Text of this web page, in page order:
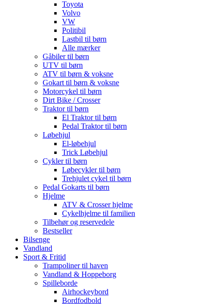
Toyota
Volvo
VW
Politibil
Lastbil til børn
Alle mærker
Gåbiler til børn
UTV til børn
ATV til børn & voksne
Gokart til børn & voksne
Motorcykel til børn
Dirt Bike / Crosser
Traktor til børn
El Traktor til børn
Pedal Traktor til børn
Løbehjul
El-løbehjul
Trick Løbehjul
Cykler til børn
Løbecykler til børn
Trehjulet cykel til børn
Pedal Gokarts til børn
Hjelme
ATV & Crosser hjelme
Cykelhjelme til familien
Tilbehør og reservedele
Bestseller
Bilsenge
Vandland
Sport & Fritid
Trampoliner til haven
Vandland & Hoppeborg
Spilleborde
Airhockeybord
Bordfodbold